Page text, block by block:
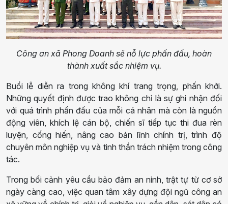
Công an xã Phong Doanh sẽ nỗ lực phấn đấu, hoàn
thành xuất sắc nhiệm vụ.
Buổi lễ diễn ra trong không khí trang trọng, phấn khởi.
Những quyết định được trao không chỉ là sự ghi nhận đối
với quá trình phấn đấu của mỗi cá nhân mà còn là nguồn
động viên, khích lệ cán bộ, chiến sĩ tiếp tục thi đua rèn
luyện, cống hiến, nâng cao bản lĩnh chính trị, trình độ
chuyên môn nghiệp vụ và tinh thần trách nhiệm trong công
tác.
Trong bối cảnh yêu cầu bảo đảm an ninh, trật tự từ cơ sở
ngày càng cao, việc quan tâm xây dựng đội ngũ công an